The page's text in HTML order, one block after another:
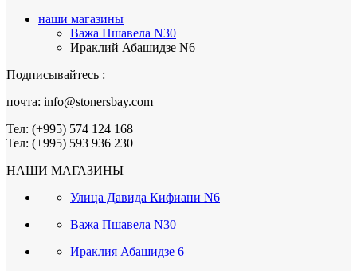
наши магазины
Важа Пшавела N30
Ираклий Абашидзе N6
Подписывайтесь :
почта: info@stonersbay.com
Тел: (+995) 574 124 168
Тел: (+995) 593 936 230
НАШИ МАГАЗИНЫ
Улица Давида Кифиани N6
Важа Пшавела N30
Ираклия Абашидзе 6